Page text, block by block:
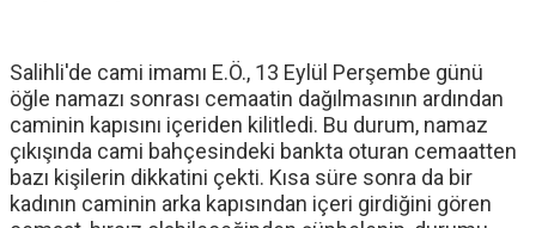
Salihli'de cami imamı E.Ö., 13 Eylül Perşembe günü
öğle namazı sonrası cemaatin dağılmasının ardından
caminin kapısını içeriden kilitledi. Bu durum, namaz
çıkışında cami bahçesindeki bankta oturan cemaatten
bazı kişilerin dikkatini çekti. Kısa süre sonra da bir
kadının caminin arka kapısından içeri girdiğini gören